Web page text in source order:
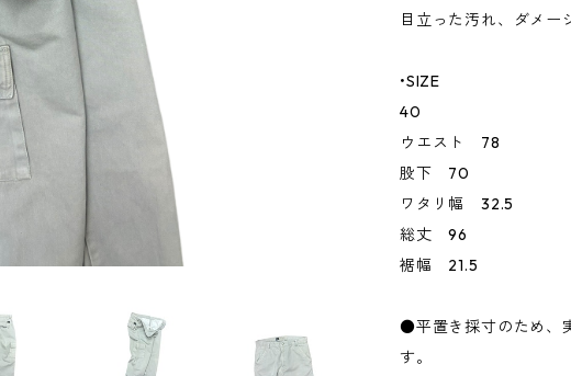
目立った汚れ、ダメー
•SIZE
40
ウエスト 78
股下 70
ワタリ幅 32.5
総丈 96
裾幅 21.5
●平置き採寸のため、
す。